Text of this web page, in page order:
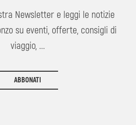
Newsletter e leggi le notizie
su eventi, offerte, consigli di
viaggio, ...
ABBONATI